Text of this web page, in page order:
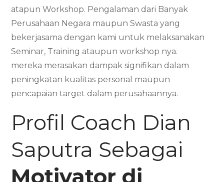
atapun Workshop. Pengalaman dari Banyak
Perusahaan Negara maupun Swasta yang
bekerjasama dengan kami untuk melaksanakan
Seminar, Training ataupun workshop nya.
mereka merasakan dampak signifikan dalam
peningkatan kualitas personal maupun
pencapaian target dalam perusahaannya.
Profil Coach Dian
Saputra Sebagai
Motivator di